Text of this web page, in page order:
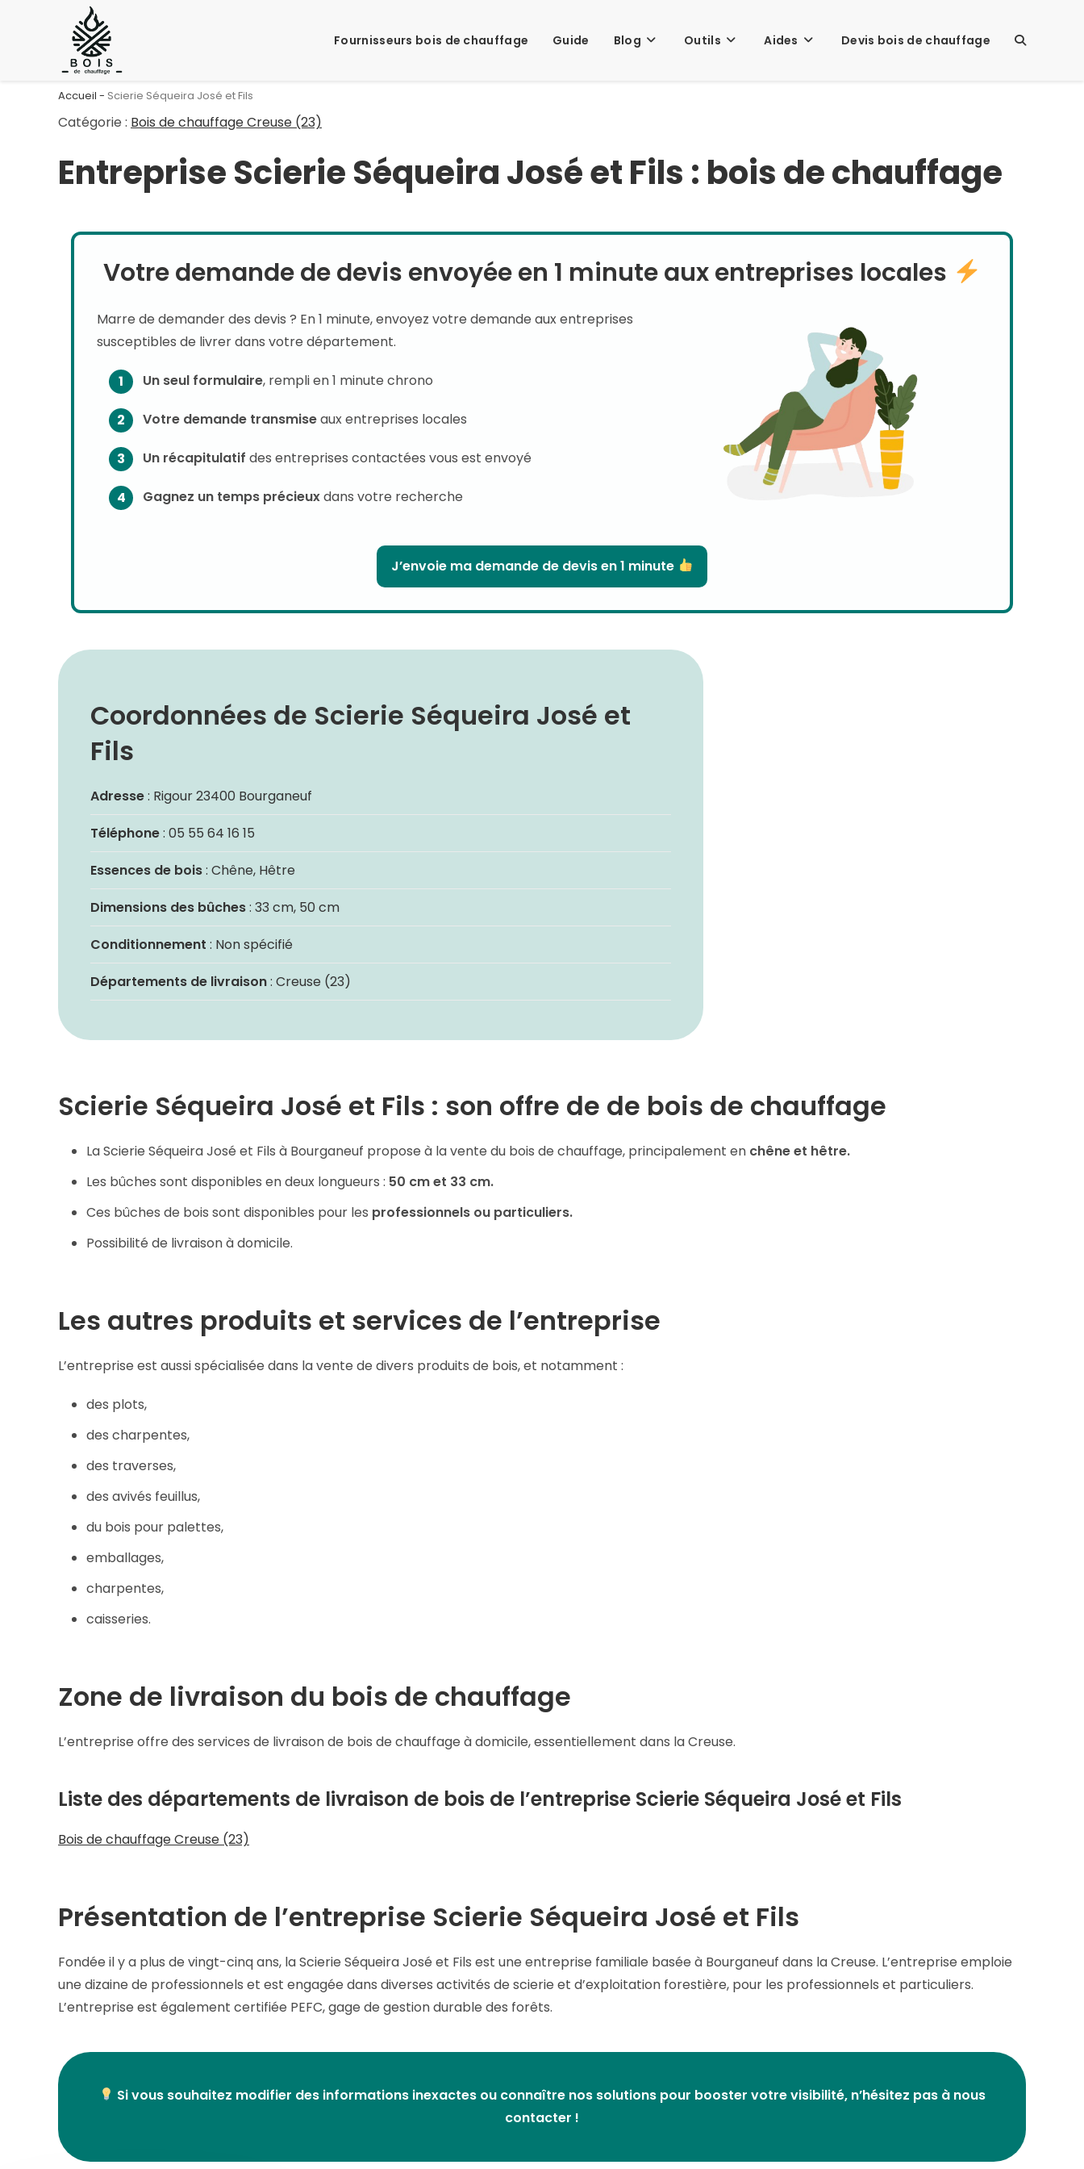
Fournisseurs bois de chauffage Guide Blog Outils Aides Devis bois de chauffage TOGGLE
Accueil - Scierie Séqueira José et Fils
Catégorie : Bois de chauffage Creuse (23)
Entreprise Scierie Séqueira José et Fils : bois de chauffage
Votre demande de devis envoyée en 1 minute aux entreprises locales
Marre de demander des devis ? En 1 minute, envoyez votre demande aux entreprises
susceptibles de livrer dans votre département.
Un seul formulaire, rempli en 1 minute chrono
Votre demande transmiseaux entreprises locales
Un récapitulatif des entreprises contactées vous est envoyé
Gagnez un temps précieuxdans votre recherche
J’envoie ma demande de devis en 1 minute
Coordonnées de Scierie Séqueira José et
Fils
Adresse: Rigour 23400 Bourganeuf
Téléphone: 05 55 64 16 15
Essences de bois: Chêne, Hêtre
Dimensions des bûches: 33 cm, 50 cm
Conditionnement : Non spécifié
Départements de livraison: Creuse (23)
Scierie Séqueira José et Fils : son offre de de bois de chauffage
La Scierie Séqueira José et Fils à Bourganeuf propose à la vente du bois de chauffage, principalement en chêne et hêtre.
Les bûches sont disponibles en deux longueurs : 50 cm et 33 cm.
Ces bûches de bois sont disponibles pour les professionnels ou particuliers.
Possibilité de livraison à domicile.
Les autres produits et services de l’entreprise
L’entreprise est aussi spécialisée dans la vente de divers produits de bois, et notamment :
des plots,
des charpentes,
des traverses,
des avivés feuillus,
du bois pour palettes,
emballages,
charpentes,
caisseries.
Zone de livraison du bois de chauffage
L’entreprise offre des services de livraison de bois de chauffage à domicile, essentiellement dans la Creuse.
Liste des départements de livraison de bois de l’entreprise Scierie Séqueira José et Fils
Bois de chauffage Creuse (23)
Présentation de l’entreprise Scierie Séqueira José et Fils
Fondée il y a plus de vingt-cinq ans, la Scierie Séqueira José et Fils est une entreprise familiale basée à Bourganeuf dans la Creuse. L’entreprise emploie
une dizaine de professionnels et est engagée dans diverses activités de scierie et d’exploitation forestière, pour les professionnels et particuliers.
L’entreprise est également certifiée PEFC, gage de gestion durable des forêts.
Si vous souhaitez modifier des informations inexactes ou connaître nos solutions pour booster votre visibilité, n’hésitez pas à nous
contacter !